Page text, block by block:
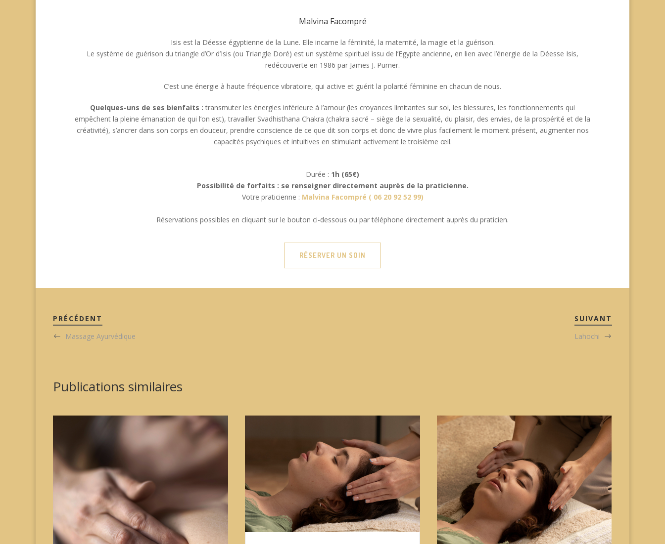
Malvina Facompré
Isis est la Déesse égyptienne de la Lune. Elle incarne la féminité, la maternité, la magie et la guérison.
Le système de guérison du triangle d’Or d’Isis (ou Triangle Doré) est un système spirituel issu de l’Egypte ancienne, en lien avec l’énergie de la Déesse Isis,
redécouverte en 1986 par James J. Purner.
C’est une énergie à haute fréquence vibratoire, qui active et guérit la polarité féminine en chacun de nous.
Quelques-uns de ses bienfaits : transmuter les énergies inférieure à l’amour (les croyances limitantes sur soi, les blessures, les fonctionnements qui
empêchent la pleine émanation de qui l’on est), travailler Svadhisthana Chakra (chakra sacré – siège de la sexualité, du plaisir, des envies, de la prospérité et de la
créativité), s’ancrer dans son corps en douceur, prendre conscience de ce que dit son corps et donc de vivre plus facilement le moment présent, augmenter nos
capacités psychiques et intuitives en stimulant activement le troisième œil.
Durée : 1h (65€)
Possibilité de forfaits : se renseigner directement auprès de la praticienne.
Votre praticienne : Malvina Facompré ( 06 20 92 52 99)
Réservations possibles en cliquant sur le bouton ci-dessous ou par téléphone directement auprès du praticien.
RÉSERVER UN SOIN
PRÉCÉDENT
Massage Ayurvédique
SUIVANT
Lahochi
Publications similaires